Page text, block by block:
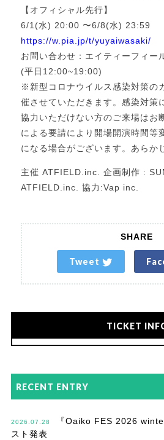
【オフィシャル先行】
6/1(水) 20:00 〜6/8(水) 23:59
https://w.pia.jp/t/yuyaiwasaki/
お問い合わせ：エイティーフィ
(平日12:00~19:00)
※新型コロナウイルス感染対策の
催させていただきます。感染対策
協力いただけない方のご来場はお
による要請により開場開演時間等
になる場合がございます。あらか
主催 ATFIELD.inc. 企画制作 :
ATFIELD.inc. 協力:Vap inc.
SHARE
Tweet
TICKET
RECENT ENTRY
2026.07.28
『Oaiko FES 2026
スト発表